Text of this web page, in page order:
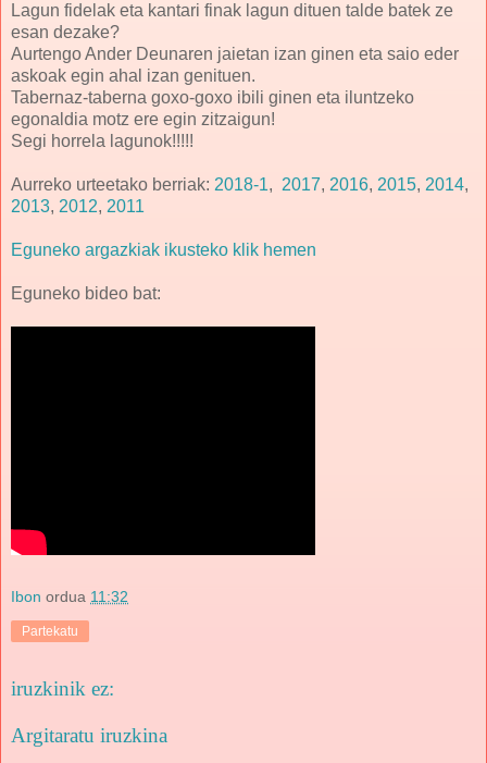
Lagun fidelak eta kantari finak lagun dituen talde batek ze
esan dezake?
Aurtengo Ander Deunaren jaietan izan ginen eta saio eder
askoak egin ahal izan genituen.
Tabernaz-taberna goxo-goxo ibili ginen eta iluntzeko
egonaldia motz ere egin zitzaigun!
Segi horrela lagunok!!!!!
Aurreko urteetako berriak: 2018-1, 2017, 2016, 2015, 2014,
2013, 2012, 2011
Eguneko argazkiak ikusteko klik hemen
Eguneko bideo bat:
Ibon ordua 11:32
Partekatu
iruzkinik ez:
Argitaratu iruzkina